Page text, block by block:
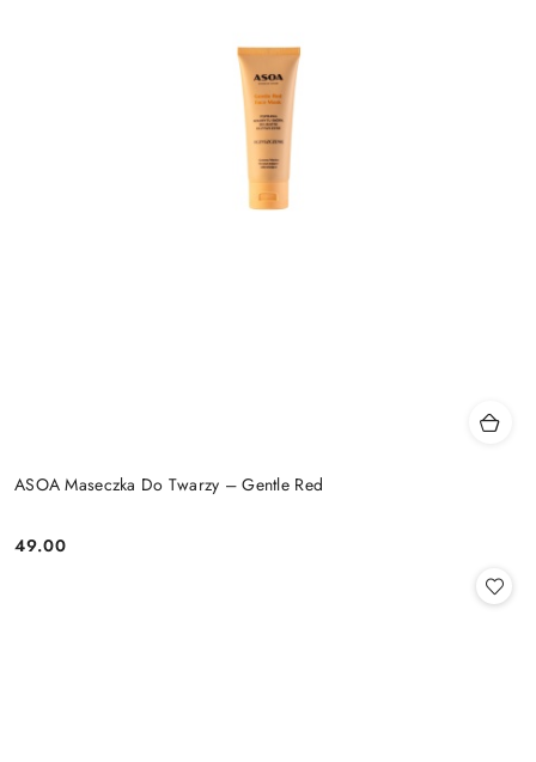
ASOA Maseczka Do Twarzy – Gentle Red
Cena:
49.00